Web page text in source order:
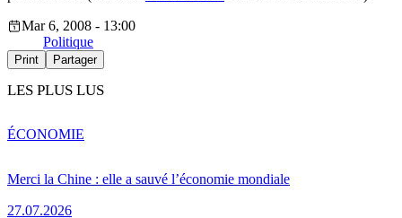
Mar 6, 2008 - 13:00
Politique
Print Partager
LES PLUS LUS
Merci la Chine : elle a sauvé l’économie mondiale
27.07.2026
ÉCONOMIE